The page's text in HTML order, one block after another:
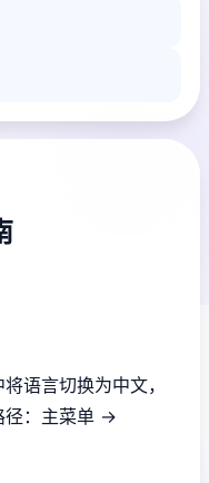
语言切换为中文，
径：主菜单 →